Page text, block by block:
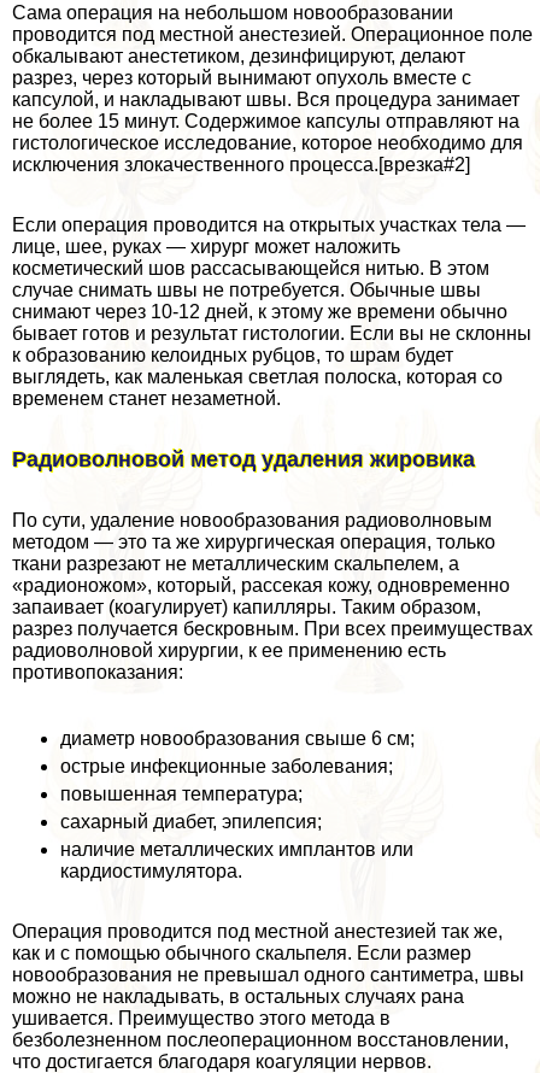
Сама операция на небольшом новообразовании
проводится под местной анестезией. Операционное поле
обкалывают анестетиком, дезинфицируют, делают
разрез, через который вынимают опухоль вместе с
капсулой, и накладывают швы. Вся процедypa занимает
не более 15 минут. Содержимое капсулы отправляют на
гистологическое исследование, которое необходимо для
исключения злокачественного процесса.[врезка#2]
Если операция проводится на открытых участках тела —
лице, шее, руках — хирург может наложить
косметический шов рассасывающейся нитью. В этом
случае снимать швы не потребуется. Обычные швы
снимают через 10-12 дней, к этому же времени обычно
бывает готов и результат гистологии. Если вы не склонны
к образованию келоидных рубцов, то шрам будет
выглядеть, как маленькая светлая полоска, которая со
временем станет незаметной.
Радиоволновой метод удаления жировика
По сути, удаление новообразования радиоволновым
методом — это та же хирургическая операция, только
ткани разрезают не металлическим скальпелем, а
«радионожом», который, рассекая кожу, одновременно
запаивает (коагулирует) капилляры. Таким образом,
разрез получается бескровным. При всех преимуществах
радиоволновой хирургии, к ее применению есть
противопоказания:
диаметр новообразования свыше 6 см;
острые инфекционные заболевания;
повышенная температура;
сахарный диабет, эпилепсия;
наличие металлических имплантов или
кардиостимулятора.
Операция проводится под местной анестезией так же,
как и с помощью обычного скальпеля. Если размер
новообразования не превышал одного сантиметра, швы
можно не накладывать, в остальных случаях рана
ушивается. Преимущество этого метода в
безболезненном послеоперационном восстановлении,
что достигается благодаря коагуляции нервов.